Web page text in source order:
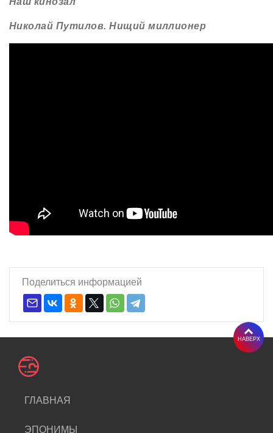
Николай Путилов. Нищий миллионер
Поделиться информацией
ГЛАВНАЯ
ЭПОНИМЫ
НАВЕРХ